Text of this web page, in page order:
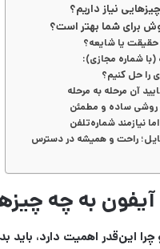
نیاز داریم؟
برای شما بهتر است؟
یا شایعه؟
شماره مجازی):
را حل کنیم؟
آن مرحله به مرحله
نیازمند شماره‌تلفن
راحت و همیشه در دسترس
به چه
چرا این‌قدر اهمیت دارد،